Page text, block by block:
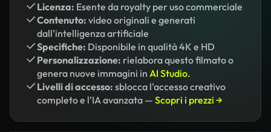
Licenza: Esente da royalty per uso commerciale
Contenuto: video originali e generati
dall'intelligenza artificiale
Specifiche: Disponibile in qualità 4K e HD
Personalizzazione: rielabora questo filmato o
genera nuove immagini in AI Studio.
Livelli di accesso: sblocca l'accesso creativo
completo e l'IA avanzata — Scopri i prezzi →